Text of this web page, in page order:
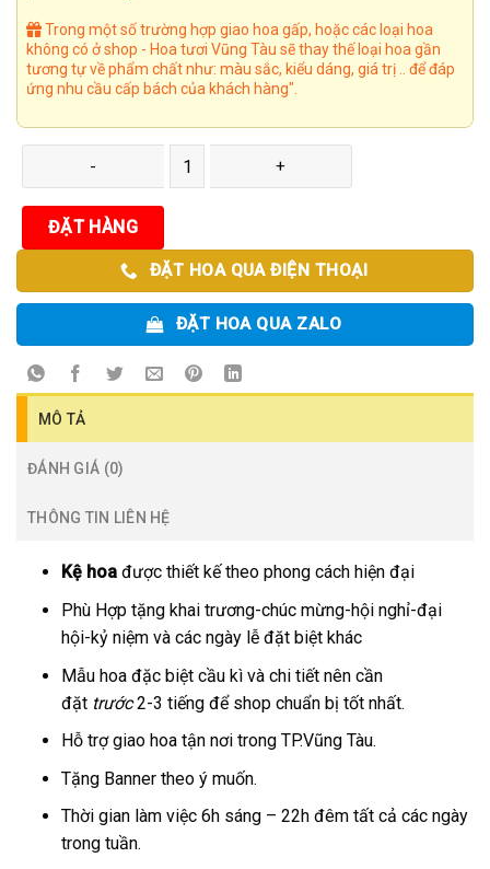
Trong một số trường hợp giao hoa gấp, hoặc các loại hoa
không có ở shop - Hoa tươi Vũng Tàu sẽ thay thế loại hoa gần
tương tự về phẩm chất như: màu sắc, kiểu dáng, giá trị .. để đáp
ứng nhu cầu cấp bách của khách hàng".
ĐẶT HÀNG
ĐẶT HOA QUA ĐIỆN THOẠI
ĐẶT HOA QUA ZALO
MÔ TẢ
ĐÁNH GIÁ (0)
THÔNG TIN LIÊN HỆ
Kệ hoa được thiết kế theo phong cách hiện đại
Phù Hợp tặng khai trương-chúc mừng-hội nghỉ-đại
hội-kỷ niệm và các ngày lễ đặt biệt khác
Mẫu hoa đặc biệt cầu kì và chi tiết nên cần
đặt trước2-3 tiếng để shop chuẩn bị tốt nhất.
Hỗ trợ giao hoa tận nơi trong TP.Vũng Tàu.
Tặng Banner theo ý muốn.
Thời gian làm việc 6h sáng – 22h đêm tất cả các ngày
trong tuần.